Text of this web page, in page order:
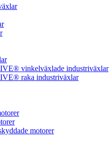
vinkelväxlade industriväxlar
raka industriväxlar
motorer